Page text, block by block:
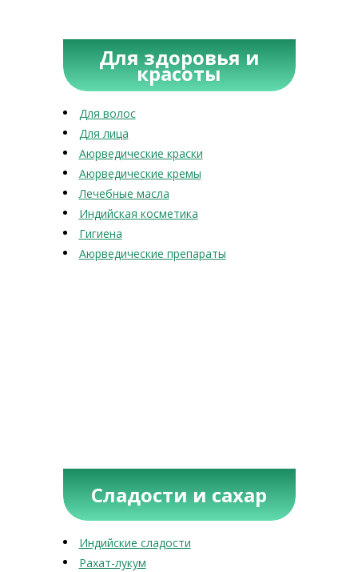
Для здоровья и
красоты
Для волос
Для лица
Аюрведические краски
Аюрведические кремы
Лечебные масла
Индийская косметика
Гигиена
Аюрведические препараты
Сладости и сахар
Индийские сладости
Рахат-лукум